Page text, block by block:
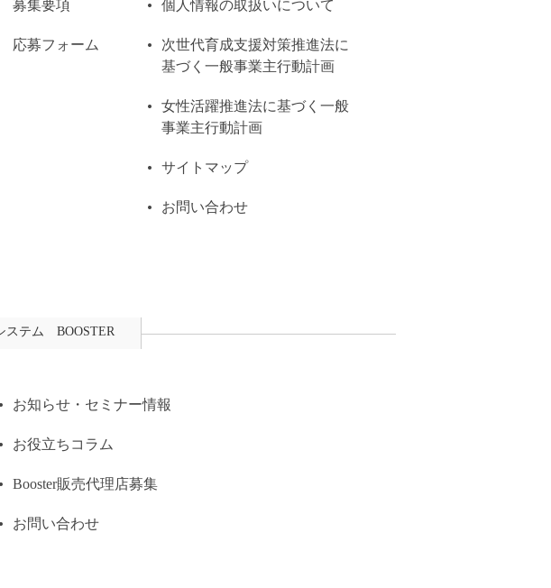
募集要項
応募フォーム
個人情報の取扱いについて
次世代育成支援対策推進法に
基づく一般事業主行動計画
女性活躍推進法に基づく一般
事業主行動計画
サイトマップ
お問い合わせ
ステム BOOSTER
お知らせ・セミナー情報
お役立ちコラム
Booster販売代理店募集
お問い合わせ